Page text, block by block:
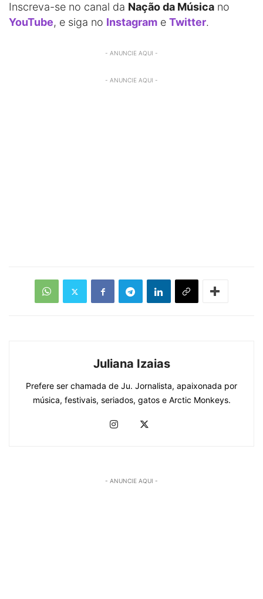
Inscreva-se no canal da Nação da Música no
YouTube, e siga no Instagram e Twitter.
- ANUNCIE AQUI -
- ANUNCIE AQUI -
Juliana Izaias
Prefere ser chamada de Ju. Jornalista, apaixonada por
música, festivais, seriados, gatos e Arctic Monkeys.
- ANUNCIE AQUI -